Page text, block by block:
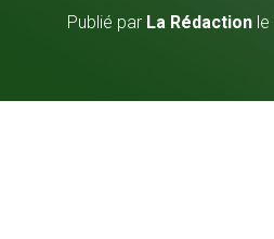
Publié par La Rédactionle